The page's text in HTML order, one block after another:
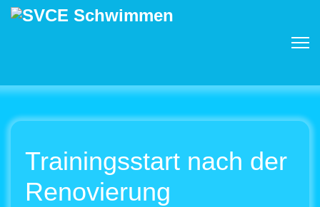
Trainingsstart nach der
Renovierung